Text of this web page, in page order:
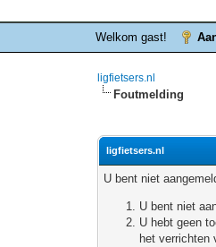
Welkom gast!
ligfietsers.nl
Foutmelding
ligfietsers.nl
U bent niet
U bent niet
U hebt geen
het verrichten